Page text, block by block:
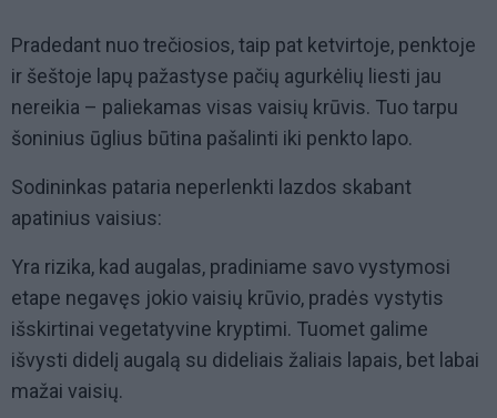
Pradedant nuo trečiosios, taip pat ketvirtoje, penktoje
ir šeštoje lapų pažastyse pačių agurkėlių liesti jau
nereikia – paliekamas visas vaisių krūvis. Tuo tarpu
šoninius ūglius būtina pašalinti iki penkto lapo.
Sodininkas pataria neperlenkti lazdos skabant
apatinius vaisius:
Yra rizika, kad augalas, pradiniame savo vystymosi
etape negavęs jokio vaisių krūvio, pradės vystytis
išskirtinai vegetatyvine kryptimi. Tuomet galime
išvysti didelį augalą su dideliais žaliais lapais, bet labai
mažai vaisių.